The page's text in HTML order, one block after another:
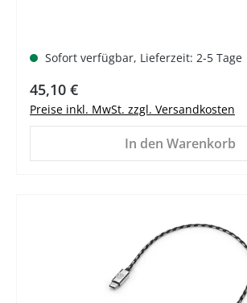
Sofort verfügbar, Lieferzeit: 2-5 Tage
Regulärer Preis:
45,10 €
Preise inkl. MwSt. zzgl. Versandkosten
In den Warenkorb